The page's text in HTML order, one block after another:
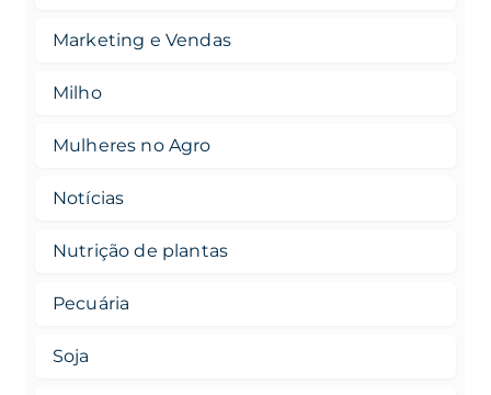
Marketing e Vendas
Milho
Mulheres no Agro
Notícias
Nutrição de plantas
Pecuária
Soja